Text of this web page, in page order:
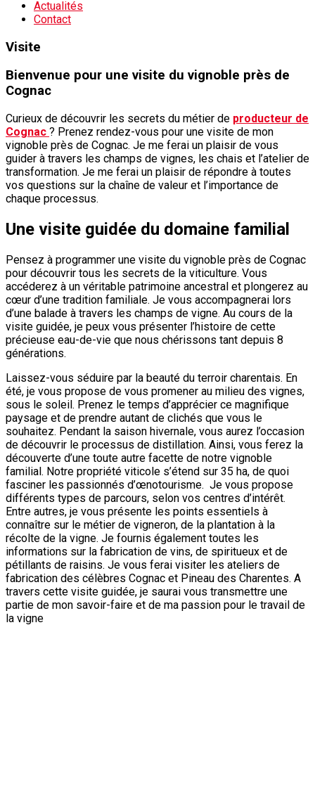
Actualités
Contact
Visite
Bienvenue pour une visite du vignoble près de
Cognac
Curieux de découvrir les secrets du métier de producteur de
Cognac ? Prenez rendez-vous pour une visite de mon
vignoble près de Cognac. Je me ferai un plaisir de vous
guider à travers les champs de vignes, les chais et l’atelier de
transformation. Je me ferai un plaisir de répondre à toutes
vos questions sur la chaîne de valeur et l’importance de
chaque processus.
Une visite guidée du domaine familial
Pensez à programmer une visite du vignoble près de Cognac
pour découvrir tous les secrets de la viticulture. Vous
accéderez à un véritable patrimoine ancestral et plongerez au
cœur d’une tradition familiale. Je vous accompagnerai lors
d’une balade à travers les champs de vigne. Au cours de la
visite guidée, je peux vous présenter l’histoire de cette
précieuse eau-de-vie que nous chérissons tant depuis 8
générations.
Laissez-vous séduire par la beauté du terroir charentais. En
été, je vous propose de vous promener au milieu des vignes,
sous le soleil. Prenez le temps d’apprécier ce magnifique
paysage et de prendre autant de clichés que vous le
souhaitez. Pendant la saison hivernale, vous aurez l’occasion
de découvrir le processus de distillation. Ainsi, vous ferez la
découverte d’une toute autre facette de notre vignoble
familial. Notre propriété viticole s’étend sur 35 ha, de quoi
fasciner les passionnés d’œnotourisme. Je vous propose
différents types de parcours, selon vos centres d’intérêt.
Entre autres, je vous présente les points essentiels à
connaître sur le métier de vigneron, de la plantation à la
récolte de la vigne. Je fournis également toutes les
informations sur la fabrication de vins, de spiritueux et de
pétillants de raisins. Je vous ferai visiter les ateliers de
fabrication des célèbres Cognac et Pineau des Charentes. A
travers cette visite guidée, je saurai vous transmettre une
partie de mon savoir-faire et de ma passion pour le travail de
la vigne